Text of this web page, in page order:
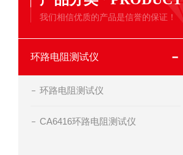
我们相信优质的产品是信誉的保证！
环路电阻测试仪
环路电阻测试仪
CA6416环路电阻测试仪